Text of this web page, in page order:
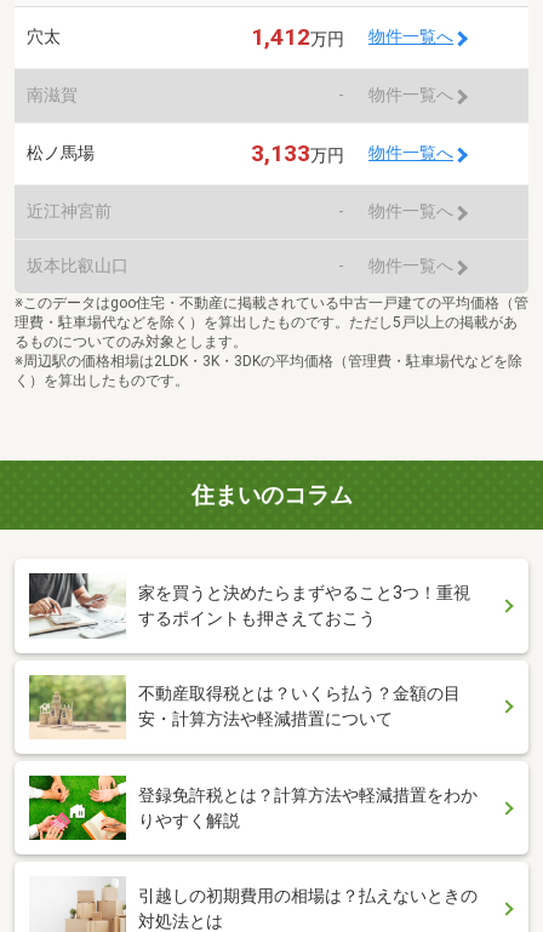
穴太 1,412万円 物件一覧へ
南滋賀 - 物件一覧へ
松ノ馬場 3,133万円 物件一覧へ
近江神宮前 - 物件一覧へ
坂本比叡山口 - 物件一覧へ
※このデータはgoo住宅・不動産に掲載されている中古一戸建ての平均価格（管
理費・駐車場代などを除く）を算出したものです。ただし5戸以上の掲載があ
るものについてのみ対象とします。
※周辺駅の価格相場は2LDK・3K・3DKの平均価格（管理費・駐車場代などを除
く）を算出したものです。
住まいのコラム
家を買うと決めたらまずやること3つ！重視
するポイントも押さえておこう
不動産取得税とは？いくら払う？金額の目
安・計算方法や軽減措置について
登録免許税とは？計算方法や軽減措置をわか
りやすく解説
引越しの初期費用の相場は？払えないときの
対処法とは